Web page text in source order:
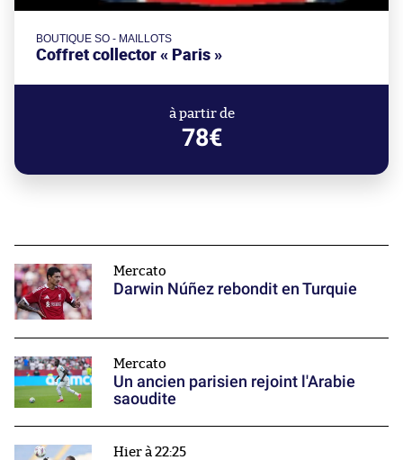
BOUTIQUE SO - MAILLOTS
Coffret collector « Paris »
à partir de
78€
Mercato
Darwin Núñez rebondit en Turquie
Mercato
Un ancien parisien rejoint l'Arabie
saoudite
Hier à 22:25